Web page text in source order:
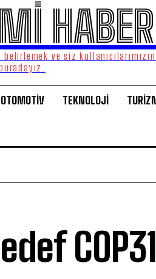
ve siz
OTOMOTİV TEKNOLOJİ
COP31